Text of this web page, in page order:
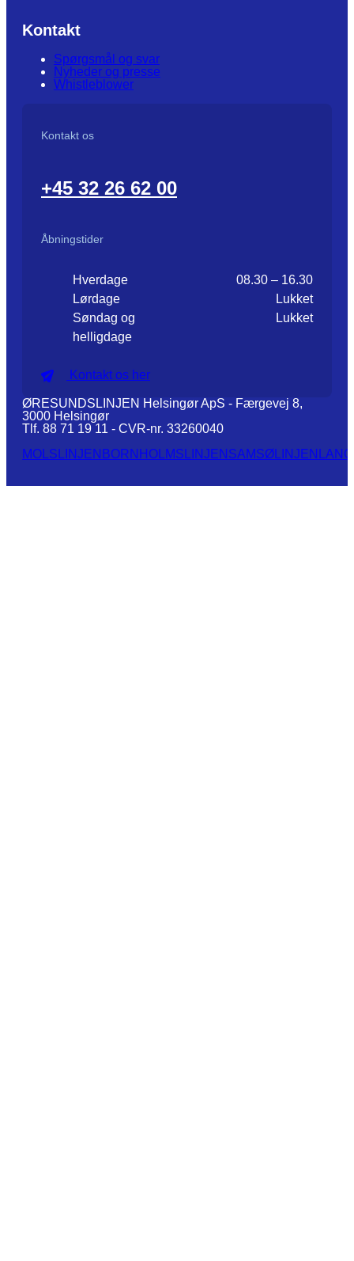
Kontakt
Spørgsmål og svar
Nyheder og presse
Whistleblower
Kontakt os
+45 32 26 62 00
Åbningstider
Hverdage
08.30 – 16.30
Lørdage
Lukket
Søndag og
helligdage
Lukket
Kontakt os her
ØRESUNDSLINJEN Helsingør ApS - Færgevej 8,
3000 Helsingør
Tlf. 88 71 19 11 - CVR-nr. 33260040
MOLSLINJEN BORNHOLMSLINJEN SAMSØLINJEN